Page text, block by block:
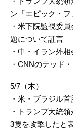
ン「エピック・
・米下院監視委
題について証言
・中・イラン外相
・CNNのテッド
5/7（木）
・米・ブラジル
・トランプ大統
3隻を攻撃したと